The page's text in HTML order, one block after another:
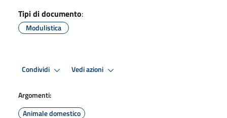
Tipi di documento:
Modulistica
Condividi Vedi azioni
Argomenti:
Animale domestico